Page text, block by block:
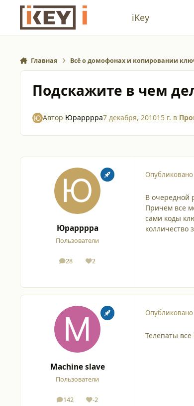
Перейти к содержанию
iKey
Главная Всё о домофонах и копировании
Подскажите в чем
Автор Юрарррра7 декабря, 201015 г. в
Юрарррра
Пользователи
28
сообщения
2
Репутация
Опубликовано
В очередной
Причем все
сами коды
Machine slave
Пользователи
142
сообщения
-2
Репутация
Опубликовано
Телепаты все